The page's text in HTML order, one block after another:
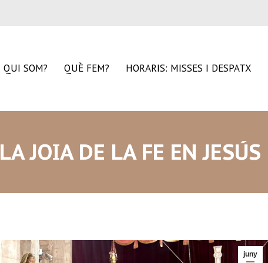
QUI SOM? QUÈ FEM? HORARIS: MISSES I DESPATX
LA JOIA DE LA FE EN JESÚS
juny